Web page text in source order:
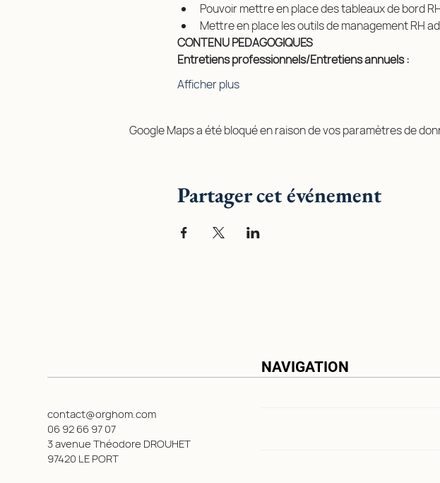
Pouvoir mettre en place des tableaux de bord
Mettre en place les outils de management RH
CONTENU PEDAGOGIQUES
Entretiens professionnels/Entretiens annuels :
Afficher plus
Google Maps a été bloqué en raison de vos paramètres de
Partager cet événement
contact@orghom.com
06 92 66 97 07
3 avenue Théodore DROUHET
97420 LE PORT
NAVIGATION